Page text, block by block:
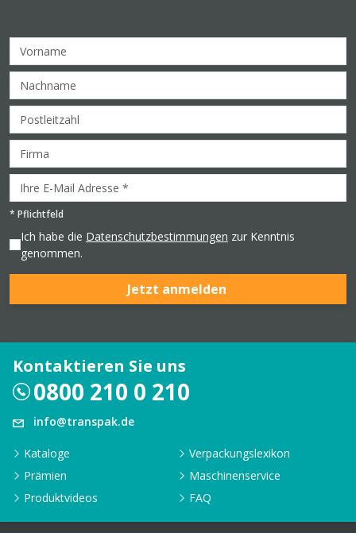
* Pflichtfeld
Ich habe die Datenschutzbestimmungen zur Kenntnis
genommen.
Jetzt anmelden
Kontaktieren Sie uns
0800 210 0 210
info@transpak.de
Kataloge
Verpackungslexikon
Prämien
Maschinenservice
Produktvideos
FAQ